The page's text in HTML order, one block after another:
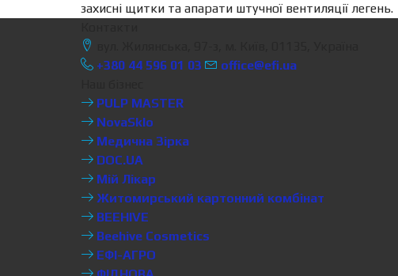
захисні щитки та апарати штучної вентиляції легень.
+380 44 596 01 03
office@efi.ua
PULP MASTER
NovaSklo
Медична Зірка
DOC.UA
Мій Лікар
Житомирський картонний комбінат
BEEHIVE
Beehive Cosmetics
ЕФІ-АГРО